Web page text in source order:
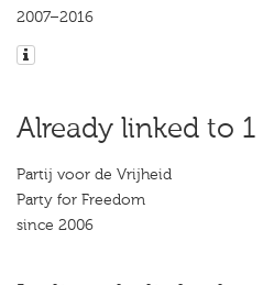
2007–2016
Already linked to
Partij voor de Vrijheid
Party for Freedom
since 2006